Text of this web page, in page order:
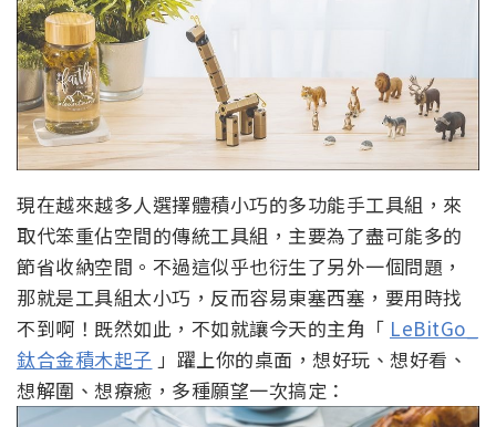
現在越來越多人選擇體積小巧的多功能手工具組，來
取代笨重佔空間的傳統工具組，主要為了盡可能多的
節省收納空間。不過這似乎也衍生了另外一個問題，
那就是工具組太小巧，反而容易東塞西塞，要用時找
不到啊！既然如此，不如就讓今天的主角「 LeBitGo_
鈦合金積木起子 」躍上你的桌面，想好玩、想好看、
想解圍、想療癒，多種願望一次搞定：